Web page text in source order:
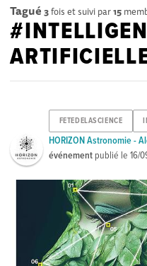
Tagué 3fois et suivi par15
FETEDELASCIENCE
HORIZON Astronomie -
événement publié le16/